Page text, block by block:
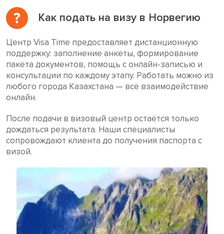
Как подать на визу в Норвегию
Центр Visa Time предоставляет дистанционную
поддержку: заполнение анкеты, формирование
пакета документов, помощь с онлайн-записью и
консультации по каждому этапу. Работать можно из
любого города Казахстана — всё взаимодействие
онлайн.
После подачи в визовый центр остаётся только
дождаться результата. Наши специалисты
сопровождают клиента до получения паспорта с
визой.